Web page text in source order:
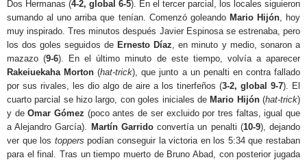
Dos Hermanas (4-2, global 6-5). En el tercer parcial, los locales siguieron
sumando al uno arriba que tenían. Comenzó goleando Mario Hijón, hoy
muy inspirado. Tres minutos después Javier Espinosa se estrenaba, pero
los dos goles seguidos de Ernesto Díaz, en minuto y medio, sonaron a
mazazo (9-6). En el último minuto de este tiempo, volvía a aparecer
Rakeiuekaha Morton (hat-trick), que junto a un penalti en contra fallado
por sus rivales, les dio algo de aire a los tinerfeños (3-2, global 9-7). El
cuarto parcial se hizo largo, con goles iniciales de Mario Hijón(hat-trick)
y deOmar Gómez (poco antes de ser excluido por tres faltas, igual que
a Alejandro García). Martín Garridoconvertía un penalti (10-9), dejando
ver que los toppers podían conseguir la victoria en los 5:34 que restaban
para el final. Tras un tiempo muerto de Bruno Abad, con posterior jugada